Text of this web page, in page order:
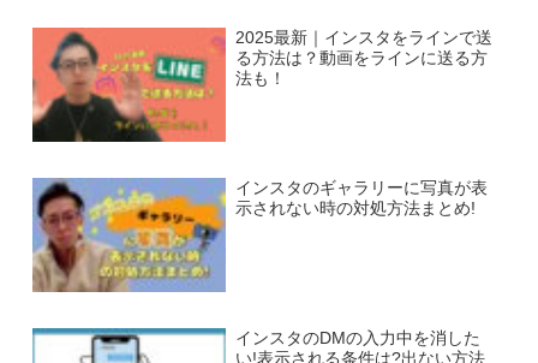
2025最新｜インスタをラインで送
る方法は？動画をラインに送る方
法も！
インスタのギャラリーに写真が表
示されない時の対処方法まとめ!
インスタのDMの入力中を消した
い!表示される条件は?出ない方法